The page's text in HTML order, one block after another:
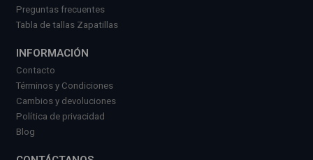
Preguntas frecuentes
Tabla de tallas Zapatillas
INFORMACIÓN
Contacto
Términos y Condiciones
Cambios y devoluciones
Política de privacidad
Blog